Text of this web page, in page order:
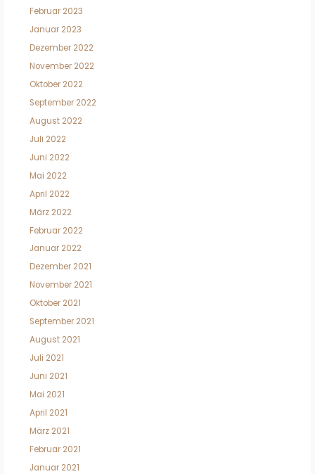
Februar 2023
Januar 2023
Dezember 2022
November 2022
Oktober 2022
September 2022
August 2022
Juli 2022
Juni 2022
Mai 2022
April 2022
März 2022
Februar 2022
Januar 2022
Dezember 2021
November 2021
Oktober 2021
September 2021
August 2021
Juli 2021
Juni 2021
Mai 2021
April 2021
März 2021
Februar 2021
Januar 2021